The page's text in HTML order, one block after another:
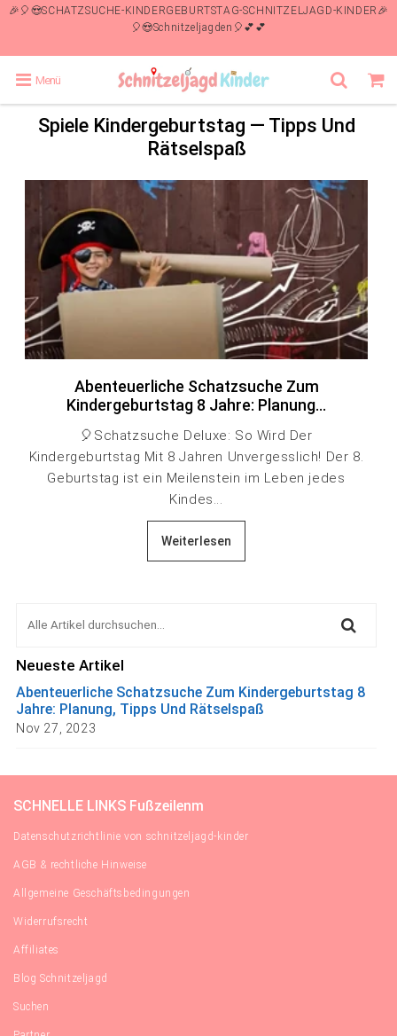
🎉🎈😍SCHATZSUCHE-KINDERGEBURTSTAG-SCHNITZELJAGD-KINDER🎉
🎈😍Schnitzeljagden🎈💕💕
Menü
Spiele Kindergeburtstag — Tipps Und
Rätselspaß
Abenteuerliche Schatzsuche Zum
Kindergeburtstag 8 Jahre: Planung...
🎈Schatzsuche Deluxe: So Wird Der
Kindergeburtstag Mit 8 Jahren Unvergesslich! Der 8.
Geburtstag ist ein Meilenstein im Leben jedes
Kindes...
Weiterlesen
Neueste Artikel
Abenteuerliche Schatzsuche Zum Kindergeburtstag 8
Jahre: Planung, Tipps Und Rätselspaß
Nov 27, 2023
SCHNELLE LINKS Fußzeilenm
Datenschutzrichtlinie von schnitzeljagd-kinder
AGB & rechtliche Hinweise
Allgemeine Geschäftsbedingungen
Widerrufsrecht
Affiliates
Blog Schnitzeljagd
Suchen